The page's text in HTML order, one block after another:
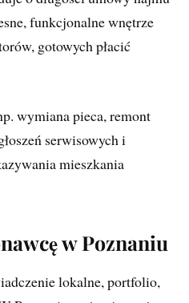
funkcjonalne wnętrze
gotowych płacić
wymiana pieca, remont
serwisowych i
mieszkania
w Poznaniu
lokalne, portfolio,